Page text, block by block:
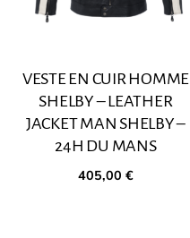
VESTE EN CUIR HOMME
SHELBY – LEATHER
JACKET MAN SHELBY –
24H DU MANS
405,00 €